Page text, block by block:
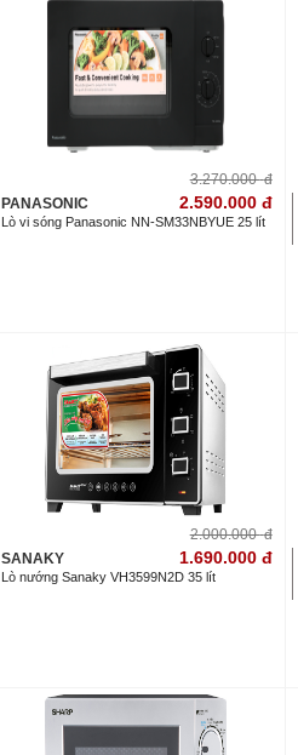
3.270.000 đ
PANASONIC
2.590.000 đ
Lò vi sóng Panasonic NN-SM33NBYUE 25 lít
2.000.000 đ
SANAKY
1.690.000 đ
Lò nướng Sanaky VH3599N2D 35 lít